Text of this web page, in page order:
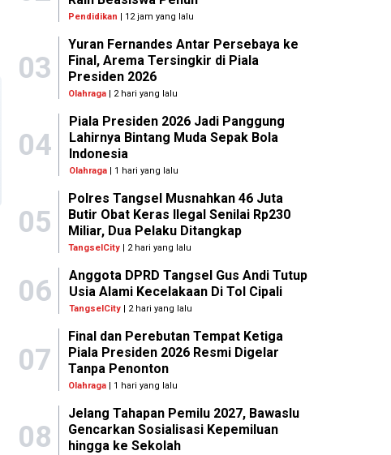
Pendidikan | 12 jam yang lalu
03
Yuran Fernandes Antar Persebaya ke
Final, Arema Tersingkir di Piala
Presiden 2026
Olahraga | 2 hari yang lalu
04
Piala Presiden 2026 Jadi Panggung
Lahirnya Bintang Muda Sepak Bola
Indonesia
Olahraga| 1 hari yang lalu
05
Polres Tangsel Musnahkan 46 Juta
Butir Obat Keras Ilegal Senilai Rp230
Miliar, Dua Pelaku Ditangkap
TangselCity | 2 hari yang lalu
06
Anggota DPRD Tangsel Gus Andi Tutup
Usia Alami Kecelakaan Di Tol Cipali
TangselCity| 2 hari yang lalu
07
Final dan Perebutan Tempat Ketiga
Piala Presiden 2026 Resmi Digelar
Tanpa Penonton
Olahraga | 1 hari yang lalu
08
Jelang Tahapan Pemilu 2027, Bawaslu
Gencarkan Sosialisasi Kepemiluan
hingga ke Sekolah